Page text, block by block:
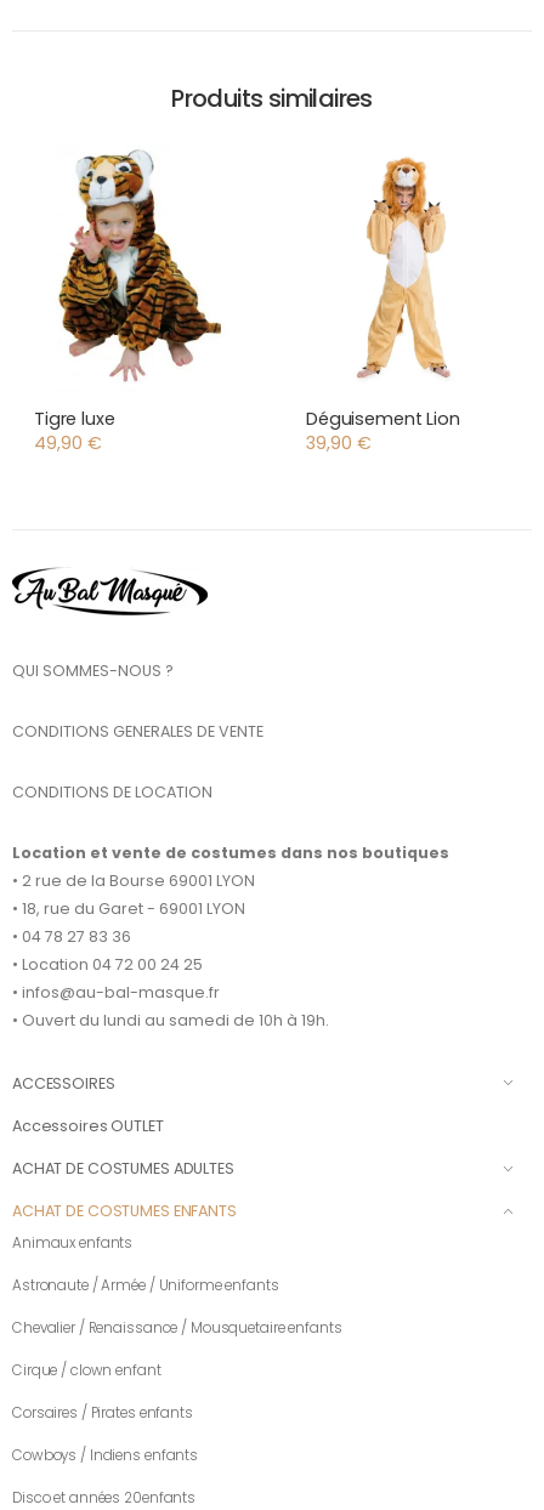
Produits similaires
Tigre luxe
49,90 €
Déguisement Lion
39,90 €
QUI SOMMES-NOUS ?
CONDITIONS GENERALES DE VENTE
CONDITIONS DE LOCATION
Location et vente de costumes dans nos boutiques
• 2 rue de la Bourse 69001 LYON
• 18, rue du Garet - 69001 LYON
• 04 78 27 83 36
• Location 04 72 00 24 25
• infos@au-bal-masque.fr
• Ouvert du lundi au samedi de 10h à 19h.
ACCESSOIRES
Accessoires OUTLET
ACHAT DE COSTUMES ADULTES
ACHAT DE COSTUMES ENFANTS
Animaux enfants
Astronaute / Armée / Uniforme enfants
Chevalier / Renaissance / Mousquetaire enfants
Cirque / clown enfant
Corsaires / Pirates enfants
Cowboys / Indiens enfants
Disco et années 20enfants